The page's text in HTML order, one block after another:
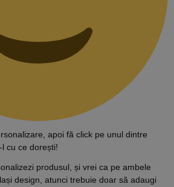
apoi fă click pe unul dintre
cu ce dorești!
produsul, și vrei ca pe ambele
design, atunci trebuie doar să adaugi